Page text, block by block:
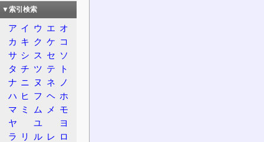
意義
概要
大漢和辞典
康熙字典
他の資料
日本語
発音
熟語
補足
▼索引検索
ア イ ウ エ オ
カ キ ク ケ コ
サ シ ス セ ソ
タ チ ツ テ
ト
ナ ニ ヌ ネ
ノ
ハ ヒ フ ヘ ホ
マ ミ ム メ
モ
ヤ
ユ
ヨ
ラ
リ ル レ ロ